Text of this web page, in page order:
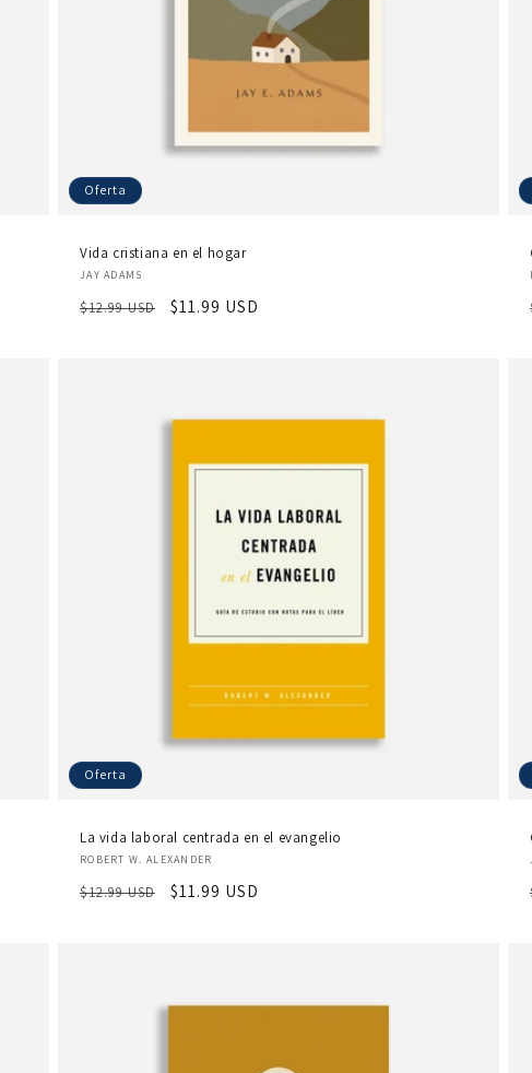
Oferta
Vida cristiana en el hogar
Proveedor:
JAY ADAMS
Precio
$12.99 USD
Precio
$11.99 USD
Oferta
La vida laboral centrada en el evangelio
Proveedor:
ROBERT W. ALEXANDER
Precio
$12.99 USD
Precio
$11.99 USD